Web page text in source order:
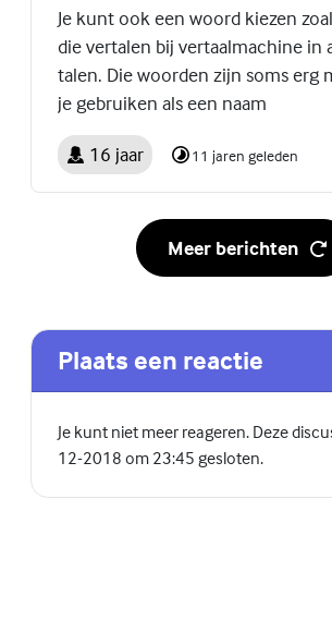
Je kunt ook een woord kiezen
die vertalen bij vertaalmachine in
talen. Die woorden zijn soms erg
je gebruiken als een naam
16 jaar 11 jaren geleden
Meer berichten
Plaats een reactie
Je kunt niet meer reageren. Deze
12-2018 om 23:45 gesloten.